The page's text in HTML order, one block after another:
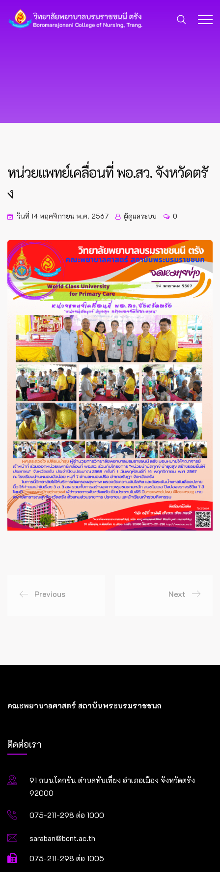
หน่วยแพทย์เคลื่อนที่ พอ.สว. จังหวัดตรั
ง
วันที่ 14 พฤศจิกายน พ.ศ. 2567 ผู้ดูแลระบบ 0
Previous Next
คณะพยาบาลศาสตร์ สถาบันพระบรมราชชนก
ติดต่อเรา
91 ถนนโคกขัน ตำบลทับเที่ยง อำเภอเมือง จังหวัดตรัง
92000
075-211-298 ต่อ 1000
saraban@bcnt.ac.th
075-211-298 ต่อ 1005